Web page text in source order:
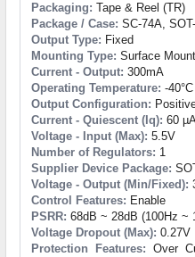
Packaging: Tape & Reel (TR)
Package / Case: SC-74A,
Output Type: Fixed
Mounting Type: Surface Mount
Current - Output: 300mA
Operating Temperature: -
Output Configuration:
Current - Quiescent (Iq): 60
Voltage - Input (Max): 5.5V
Number of Regulators: 1
Supplier Device Package:
Voltage - Output (Min/Fixed):
Control Features: Enable
PSRR: 68dB ~ 28dB (100Hz ~
Voltage Dropout (Max): 0.27V
Protection Features: Over